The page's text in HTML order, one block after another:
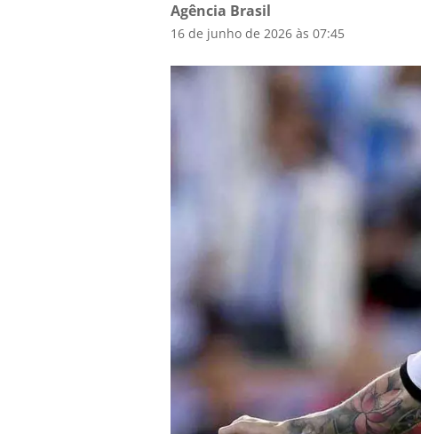
Agência Brasil
16 de junho de 2026 às 07:45